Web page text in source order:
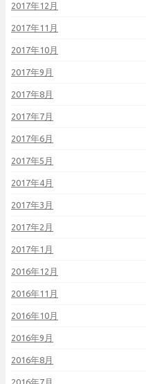
2017年12月
2017年11月
2017年10月
2017年9月
2017年8月
2017年7月
2017年6月
2017年5月
2017年4月
2017年3月
2017年2月
2017年1月
2016年12月
2016年11月
2016年10月
2016年9月
2016年8月
2016年7月